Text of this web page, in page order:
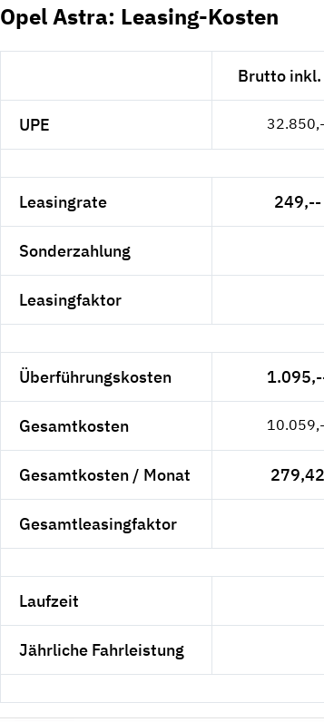
Opel Astra: Leasing-Kosten
Brutto inkl.
UPE
Leasingrate
Sonderzahlung
Leasingfaktor
Überführungskosten
Gesamtkosten
Gesamtkosten / Monat
Gesamtleasingfaktor
Laufzeit
Jährliche Fahrleistung